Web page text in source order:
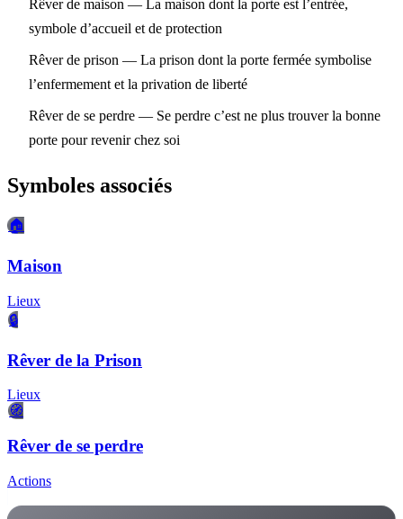
Rêver de maison — La maison dont la porte est l’entrée,
symbole d’accueil et de protection
Rêver de prison — La prison dont la porte fermée symbolise
l’enfermement et la privation de liberté
Rêver de se perdre — Se perdre c’est ne plus trouver la bonne
porte pour revenir chez soi
Symboles associés
🏠
Maison
Lieux
🔒
Rêver de la Prison
Lieux
🧭
Rêver de se perdre
Actions